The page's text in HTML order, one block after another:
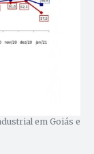
em Goiás e